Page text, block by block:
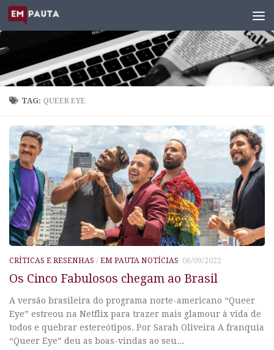
Skip to content
TAG: QUEER EYE
CRÍTICAS E RESENHAS / EM PAUTA NOTÍCIAS 06/09/2022
Os Cinco Fabulosos chegam ao Brasil
A versão brasileira do programa norte-americano “Queer
Eye” estreou na Netflix para trazer mais glamour à vida de
todos e quebrar estereótipos. Por Sarah Oliveira A franquia
“Queer Eye” deu as boas-vindas ao seu...